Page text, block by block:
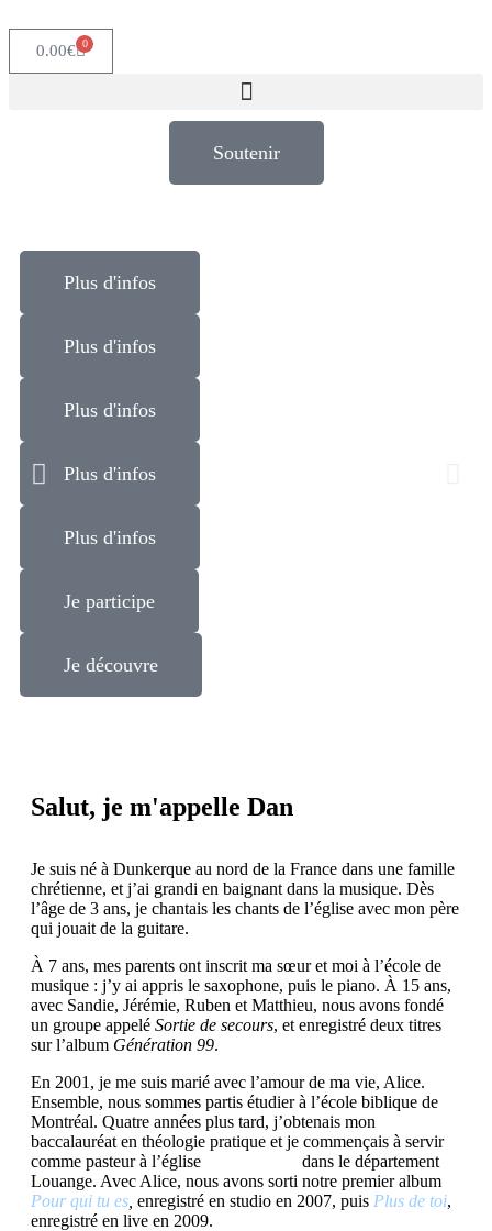
0.00€ 0
Soutenir
Plus d'infos
Plus d'infos
Plus d'infos
Plus d'infos
Plus d'infos
Je participe
Je découvre
Salut, je m'appelle Dan
Je suis né à Dunkerque au nord de la France dans une famille
chrétienne, et j’ai grandi en baignant dans la musique. Dès
l’âge de 3 ans, je chantais les chants de l’église avec mon père
qui jouait de la guitare.
À 7 ans, mes parents ont inscrit ma sœur et moi à l’école de
musique : j’y ai appris le saxophone, puis le piano. À 15 ans,
avec Sandie, Jérémie, Ruben et Matthieu, nous avons fondé
un groupe appelé Sortie de secours, et enregistré deux titres
sur l’album Génération 99.
En 2001, je me suis marié avec l’amour de ma vie, Alice.
Ensemble, nous sommes partis étudier à l’école biblique de
Montréal. Quatre années plus tard, j’obtenais mon
baccalauréat en théologie pratique et je commençais à servir
comme pasteur à l’église
dans le département
Louange. Avec Alice, nous avons sorti notre premier album
Pour qui tu es enregistré en studio en 2007, puis Plus de toi,
enregistré en live en 2009.